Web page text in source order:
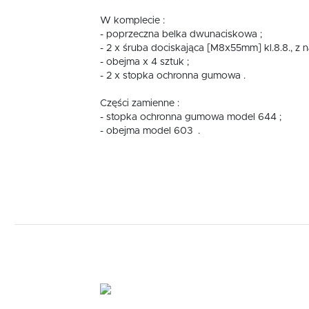
W komplecie :
- poprzeczna belka dwunaciskowa ;
- 2 x śruba dociskająca [M8x55mm] kl.8.8., z
- obejma x 4 sztuk ;
- 2 x stopka ochronna gumowa .
Części zamienne :
- stopka ochronna gumowa model 644 ;
- obejma model 603 .